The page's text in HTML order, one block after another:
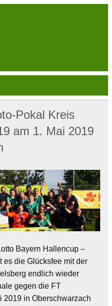
Pokal Kreis
am 1. Mai 2019
Bayern Hallencup –
es die Glücksfee mit der
endlich wieder
gegen die FT
2019 in Oberschwarzach